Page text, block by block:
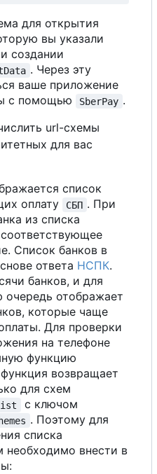
для открытия
вы указали
создании
. Через эту
ваше приложение
с помощью
SberPay .
url-схемы
для вас
список
оплату
СБП . При
из списка
Список банков в
ответа НСПК.
банков, и для
очередь отображает
которые чаще
Для проверки
на телефоне
функцию
возвращает
для схем
с ключом
. Поэтому для
списка
необходимо внести в